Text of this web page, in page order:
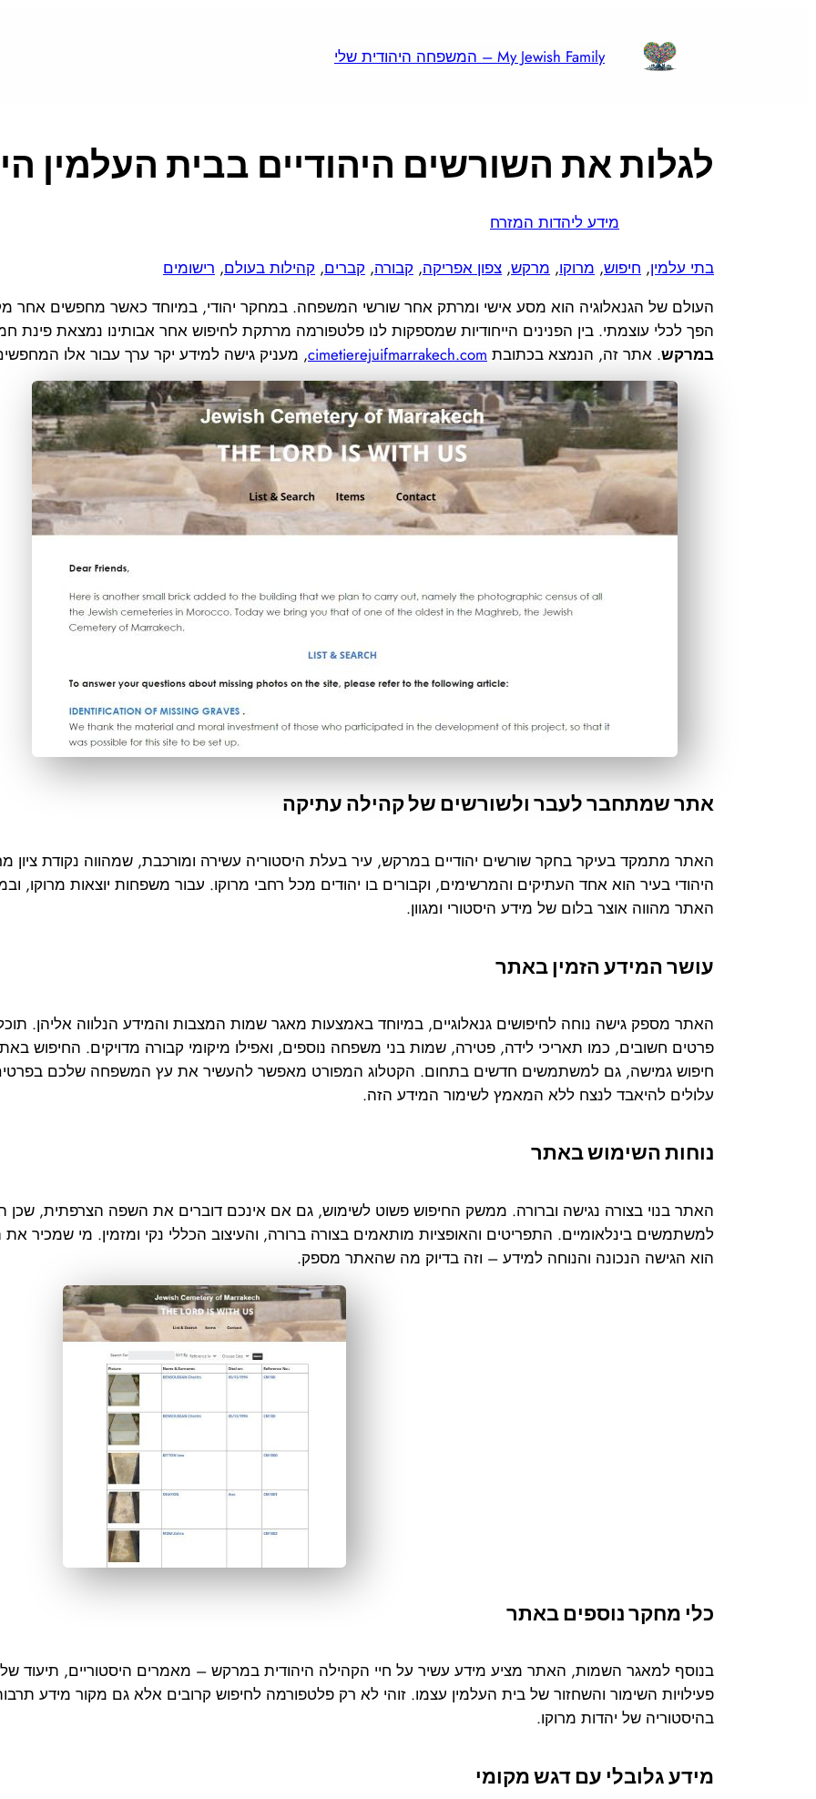
My Jewish Family – המשפחה היהודית שלי
לגלות את השורשים היהודיים בבית העלמין
מידע ליהדות המזרח
בתי עלמין, חיפוש, מרוקו, מרקש, צפון אפריקה, קבורה, קברים, קהילות בעולם, רישומים
העולם של הגנאלוגיה הוא מסע אישי ומרתק אחר שורשי המשפחה. במחקר יהודי, במיוחד כאשר מחפשים אחר
הפך לכלי עוצמתי. בין הפנינים הייחודיות שמספקות לנו פלטפורמה מרתקת לחיפוש אחר אבותינו נמצאת פינת
במרקש. אתר זה, הנמצא בכתובת cimetierejuifmarrakech.com, מעניק גישה למידע יקר ערך עבור אלו
אתר שמתחבר לעבר ולשורשים של קהילה עתיקה
האתר מתמקד בעיקר בחקר שורשים יהודיים במרקש, עיר בעלת היסטוריה עשירה ומורכבת, שמהווה נקודת ציון
היהודי בעיר הוא אחד העתיקים והמרשימים, וקבורים בו יהודים מכל רחבי מרוקו. עבור משפחות יוצאות מרוקו,
האתר מהווה אוצר בלום של מידע היסטורי ומגוון.
עושר המידע הזמין באתר
האתר מספק גישה נוחה לחיפושים גנאלוגיים, במיוחד באמצעות מאגר שמות המצבות והמידע הנלווה אליהן.
פרטים חשובים, כמו תאריכי לידה, פטירה, שמות בני משפחה נוספים, ואפילו מיקומי קבורה מדויקים. החיפוש
חיפוש גמישה, גם למשתמשים חדשים בתחום. הקטלוג המפורט מאפשר להעשיר את עץ המשפחה שלכם בפרטים
עלולים להיאבד לנצח ללא המאמץ לשימור המידע הזה.
נוחות השימוש באתר
האתר בנוי בצורה נגישה וברורה. ממשק החיפוש פשוט לשימוש, גם אם אינכם דוברים את השפה הצרפתית,
למשתמשים בינלאומיים. התפריטים והאופציות מותאמים בצורה ברורה, והעיצוב הכללי נקי ומזמין. מי שמכיר
הוא הגישה הנכונה והנוחה למידע – וזה בדיוק מה שהאתר מספק.
כלי מחקר נוספים באתר
בנוסף למאגר השמות, האתר מציע מידע עשיר על חיי הקהילה היהודית במרקש – מאמרים היסטוריים, תיעוד של
פעילויות השימור והשחזור של בית העלמין עצמו. זוהי לא רק פלטפורמה לחיפוש קרובים אלא גם מקור מידע
בהיסטוריה של יהדות מרוקו.
מידע גלובלי עם דגש מקומי